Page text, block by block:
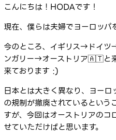
こんにちは！HODAです！
現在、僕らは夫婦でヨーロッパ
今のところ、イギリス→ドイ
ンガリー→オーストリア🇦🇹と
来ております :)
日本とは大きく異なり、ヨー
の規制が撤廃されているという
すが、今回はオーストリアの
せていただけばと思います。